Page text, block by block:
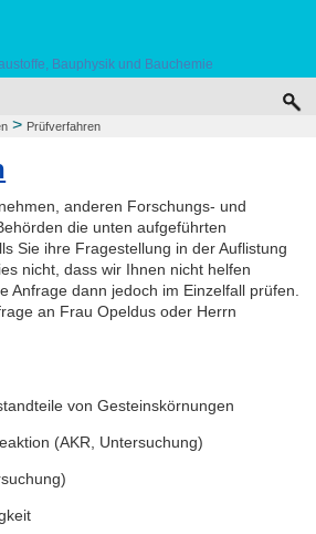
Bauphysik und Bauchemie
DIENSTLEISTUNGEN
> Prüfverfahren
anderen Forschungs- und
die unten aufgeführten
Sie ihre Fragestellung in der Auflistung
nicht, dass wir Ihnen nicht helfen
Anfrage dann jedoch im Einzelfall prüfen.
an Frau Opeldus oder Herrn
von Gesteinskörnungen
(AKR, Untersuchung)